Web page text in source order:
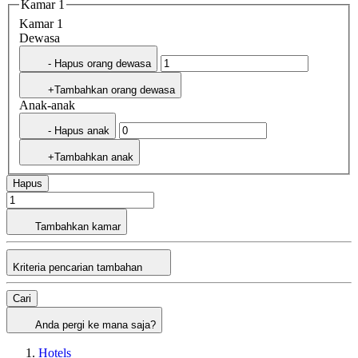
Kamar 1
Kamar 1
Dewasa
- Hapus orang dewasa
+Tambahkan orang dewasa
Anak-anak
- Hapus anak
+Tambahkan anak
Hapus
Tambahkan kamar
Kriteria pencarian tambahan
Cari
Anda pergi ke mana saja?
Hotels